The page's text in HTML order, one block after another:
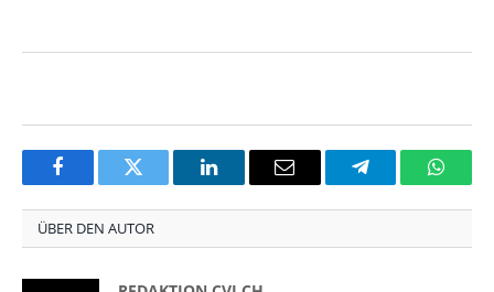
FacebookTwitter LinkedInEmail Telegram
ÜBER DEN AUTOR